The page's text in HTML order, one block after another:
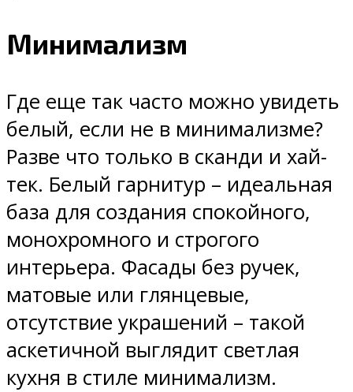
Минимализм
Где еще так часто можно увидеть
белый, если не в минимализме?
Разве что только в сканди и хай-
тек. Белый гарнитур – идеальная
база для создания спокойного,
монохромного и строгого
интерьера. Фасады без ручек,
матовые или глянцевые,
отсутствие украшений – такой
аскетичной выглядит светлая
кухня в стиле минимализм.